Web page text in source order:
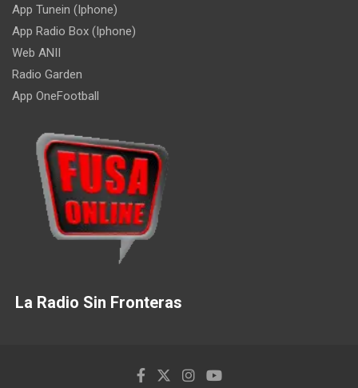
App Tunein (Iphone)
App Radio Box (Iphone)
Web ANII
Radio Garden
App OneFootball
La Radio Sin Fronteras